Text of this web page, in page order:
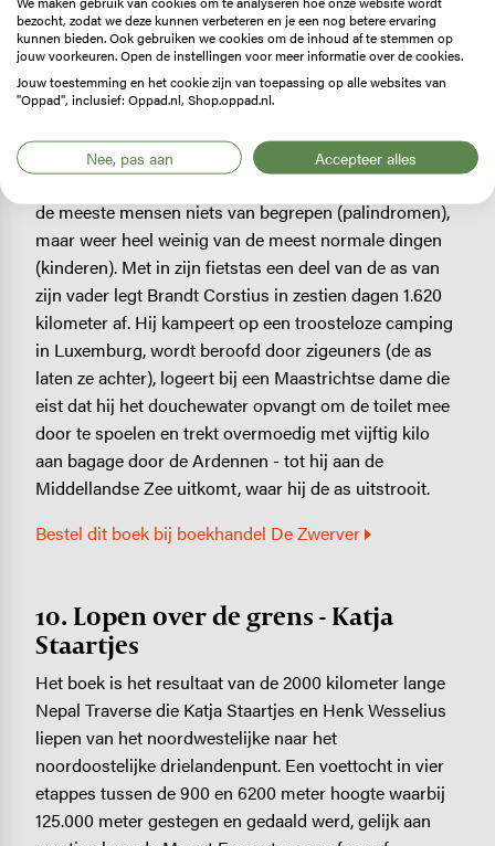
fietstocht met zijn vader. Een bestemming was er
nooit, maar wel de zekerheid dat het niet langer dan
twee dagen zou duren. Anders kregen ze ruzie. Op 18
april 2014 begon Jelle Brandt Corstius weer aan een
overleden fietsmaatje en vader, Hugo Brandt Corstius,
de meeste mensen niets van begrepen (palindromen),
maar weer heel weinig van de meest normale dingen
(kinderen). Met in zijn fietstas een deel van de as van
zijn vader legt Brandt Corstius in zestien dagen 1.620
kilometer af. Hij kampeert op een troosteloze camping
in Luxemburg, wordt beroofd door zigeuners (de as
laten ze achter), logeert bij een Maastrichtse dame die
eist dat hij het douchewater opvangt om de toilet mee
door te spoelen en trekt overmoedig met vijftig kilo
aan bagage door de Ardennen - tot hij aan de
Middellandse Zee uitkomt, waar hij de as uitstrooit.
Bestel dit boek bij boekhandel De Zwerver
10. Lopen over de grens - Katja
Staartjes
Het boek is het resultaat van de 2000 kilometer lange
Nepal Traverse die Katja Staartjes en Henk Wesselius
liepen van het noordwestelijke naar het
noordoostelijke drielandenpunt. Een voettocht in vier
etappes tussen de 900 en 6200 meter hoogte waarbij
125.000 meter gestegen en gedaald werd, gelijk aan
bezocht, zodat we deze kunnen verbeteren en je een nog betere ervaring
kunnen bieden. Ook gebruiken we cookies om de inhoud af te stemmen op
jouw voorkeuren. Open de instellingen voor meer informatie over de cookies.
Jouw toestemming en het cookie zijn van toepassing op alle websites van
"Oppad", inclusief: Oppad.nl, Shop.oppad.nl.
Nee, pas aan Accepteer alles